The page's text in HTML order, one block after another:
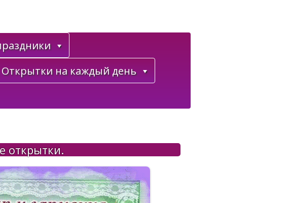
Открытки на каждый день
открытки.